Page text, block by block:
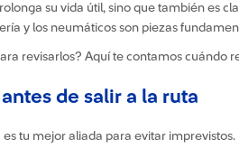
su vida útil, sino que también es
y los neumáticos son piezas
revisarlos? Aquí te contamos cuándo
de salir a la ruta
tu mejor aliada para evitar